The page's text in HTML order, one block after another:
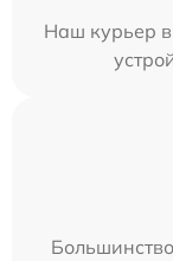
Наш курьер в